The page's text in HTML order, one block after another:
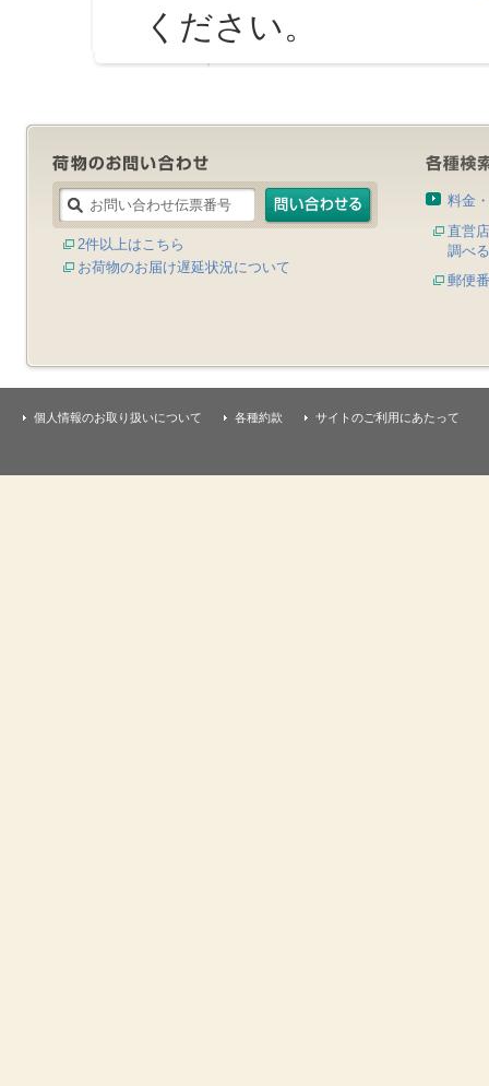
ください。
2件以上はこちら
お荷物のお届け遅延状況について
料金
直営
調べる
郵便
個人情報のお取り扱いについて 各種約款 サイトのご利用にあたって